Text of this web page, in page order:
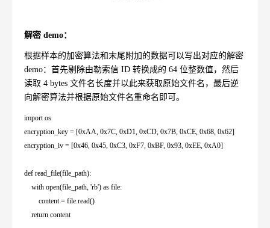
解密 demo：
根据样本的加密算法和末尾附加的数据可以写出对应的解密
demo：首先剔除由勒索信 ID 转换成的 64 位整数值，然后
读取 4 bytes 文件名长度并以此来获取原始文件名，最后逆
向解密算法并根据原始文件名重命名即可。
import os
encryption_key = [0xAA, 0x7C, 0xD1, 0xCD, 0x7B, 0xCE, 0x68, 0x62]
encryption_iv = [0x46, 0x45, 0xC3, 0xF7, 0xBF, 0x93, 0xEE, 0xA0]
def read_file(file_path):
with open(file_path, 'rb') as file:
content = file.read()
return content